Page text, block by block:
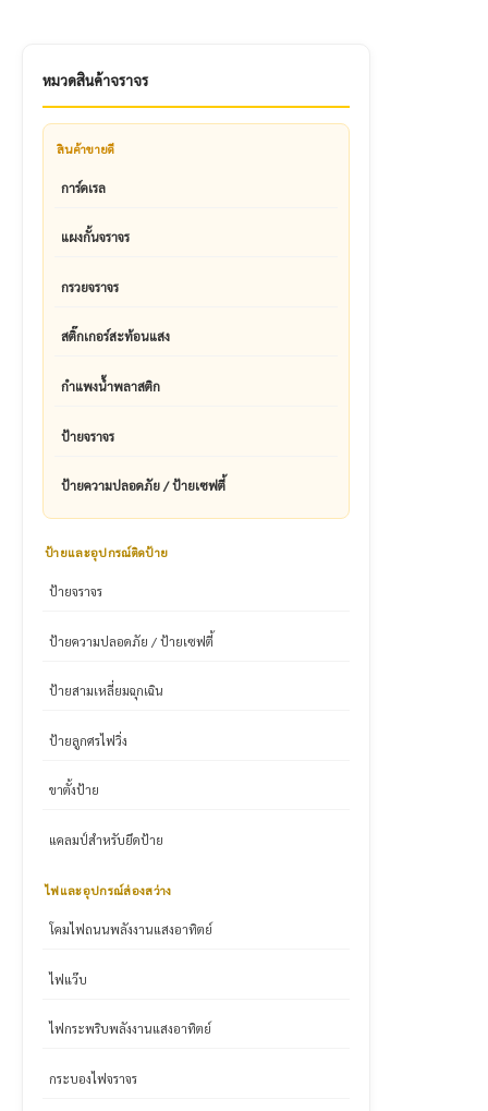
หมวดสินค้าจราจร
สินค้าขายดี
การ์ดเรล
แผงกั้นจราจร
กรวยจราจร
สติ๊กเกอร์สะท้อนแสง
กำแพงน้ำพลาสติก
ป้ายจราจร
ป้ายความปลอดภัย / ป้ายเซฟตี้
ป้ายและอุปกรณ์ติดป้าย
ป้ายจราจร
ป้ายความปลอดภัย / ป้ายเซฟตี้
ป้ายสามเหลี่ยมฉุกเฉิน
ป้ายลูกศรไฟวิ่ง
ขาตั้งป้าย
แคลมป์สำหรับยึดป้าย
ไฟและอุปกรณ์ส่องสว่าง
โคมไฟถนนพลังงานแสงอาทิตย์
ไฟแว๊บ
ไฟกระพริบพลังงานแสงอาทิตย์
กระบองไฟจราจร